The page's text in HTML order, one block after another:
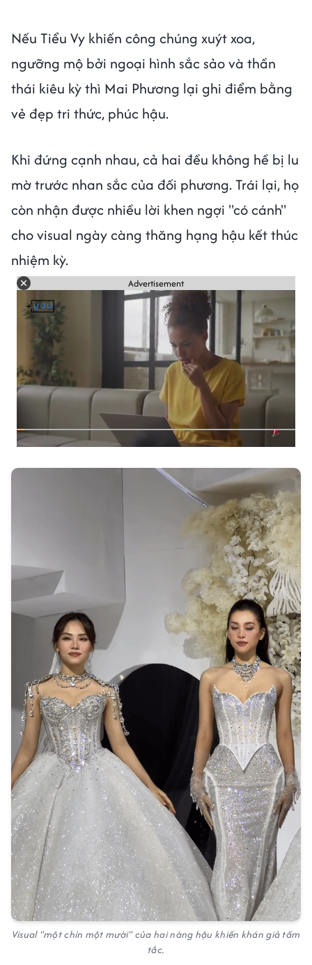
Nếu Tiểu Vy khiến công chúng xuýt xoa,
ngưỡng mộ bởi ngoại hình sắc sảo và thần
thái kiêu kỳ thì Mai Phương lại ghi điểm bằng
vẻ đẹp tri thức, phúc hậu.
Khi đứng cạnh nhau, cả hai đều không hề bị lu
mờ trước nhan sắc của đối phương. Trái lại, họ
còn nhận được nhiều lời khen ngợi "có cánh"
cho visual ngày càng thăng hạng hậu kết thúc
nhiệm kỳ.
Advertisement
Visual "một chín một mười" của hai nàng hậu khiến khán giả tấm
tắc.